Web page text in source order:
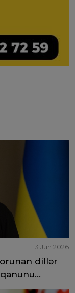
13 Jun 2026
dillər
qanunu